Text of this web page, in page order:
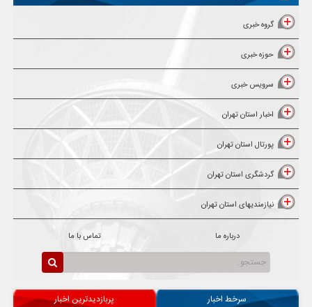
گروه خبری
حوزه خبری
سرویس خبری
اخبار استان تهران
پورتال استان تهران
گردشگری استان تهران
نیازمندیهای استان تهران
درباره ما تماس با ما
سرخط اخبار
پربازدیدترین اخبار